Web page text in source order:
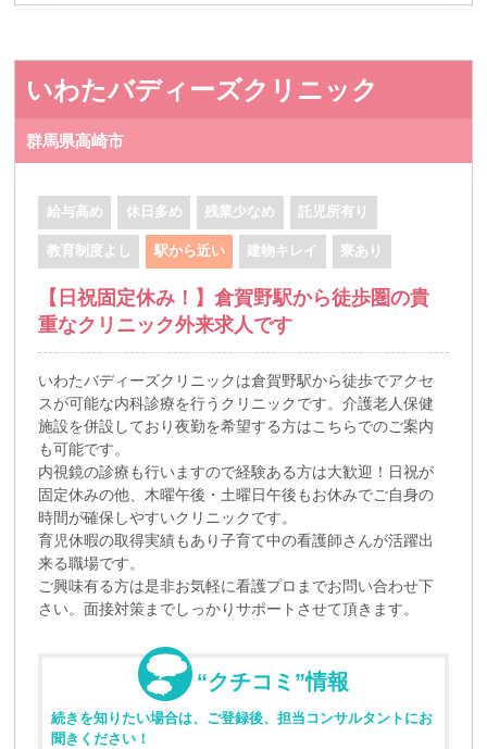
いわたバディーズクリニック
群馬県高崎市
給与高め 休日多め 残業少なめ 託児所有り
教育制度よし 駅から近い 建物キレイ 寮あり
【日祝固定休み！】倉賀野駅から徒歩圏の貴
重なクリニック外来求人です
いわたバディーズクリニックは倉賀野駅から徒歩でアクセ
スが可能な内科診療を行うクリニックです。介護老人保健
施設を併設しており夜勤を希望する方はこちらでのご案内
も可能です。
内視鏡の診療も行いますので経験ある方は大歓迎！日祝が
固定休みの他、木曜午後・土曜日午後もお休みでご自身の
時間が確保しやすいクリニックです。
育児休暇の取得実績もあり子育て中の看護師さんが活躍出
来る職場です。
ご興味有る方は是非お気軽に看護プロまでお問い合わせ下
さい。面接対策までしっかりサポートさせて頂きます。
“クチコミ”情報
続きを知りたい場合は、ご登録後、担当コンサルタントにお
聞きください！